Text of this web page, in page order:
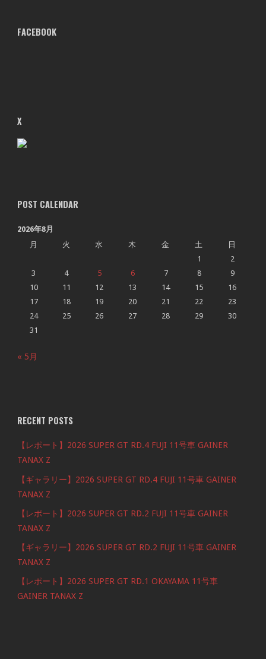
FACEBOOK
X
POST CALENDAR
2026年8月
月
火 水 木 金 土
日
1
2
3
4 5 6 7 8
9
10
11 12 13 14 15
16
17
18 19 20 21 22
23
24
25 26 27 28 29
30
31
« 5月
RECENT POSTS
【レポート】2026 SUPER GT RD.4 FUJI 11号車 GAINER
TANAX Z
【ギャラリー】2026 SUPER GT RD.4 FUJI 11号車 GAINER
TANAX Z
【レポート】2026 SUPER GT RD.2 FUJI 11号車 GAINER
TANAX Z
【ギャラリー】2026 SUPER GT RD.2 FUJI 11号車 GAINER
TANAX Z
【レポート】2026 SUPER GT RD.1 OKAYAMA 11号車
GAINER TANAX Z